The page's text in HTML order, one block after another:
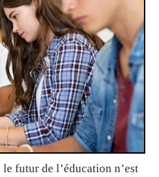
futur de l’éducation n’est